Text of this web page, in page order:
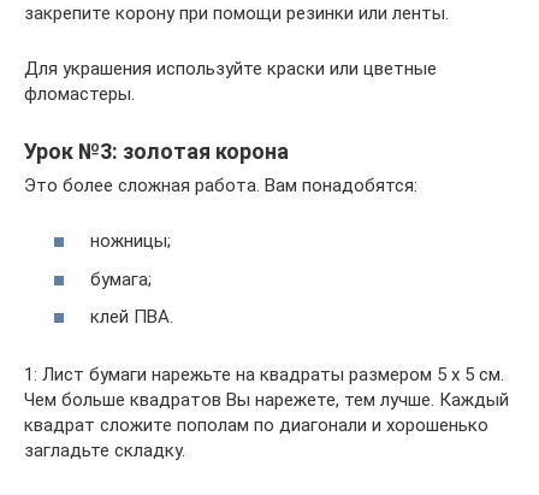
закрепите корону при помощи резинки или ленты.
Для украшения используйте краски или цветные
фломастеры.
Урок №3: золотая корона
Это более сложная работа. Вам понадобятся:
ножницы;
бумага;
клей ПВА.
1: Лист бумаги нарежьте на квадраты размером 5 х 5 см.
Чем больше квадратов Вы нарежете, тем лучше. Каждый
квадрат сложите пополам по диагонали и хорошенько
загладьте складку.